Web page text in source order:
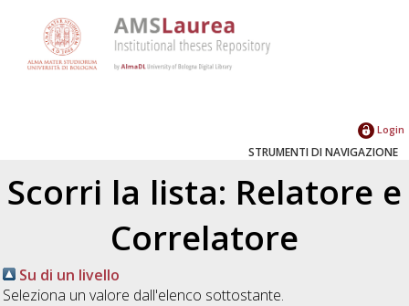
Login
STRUMENTI DI NAVIGAZIONE
Scorri la lista: Relatore e
Correlatore
Su di un livello
Seleziona un valore dall'elenco sottostante.